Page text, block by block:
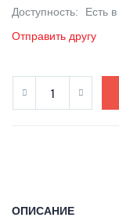
Доступность:
Есть
Отправить другу
ОПИСАНИЕ